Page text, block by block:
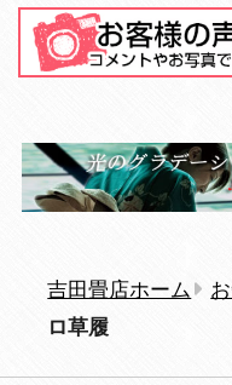
吉田畳店ホーム
ロ草履